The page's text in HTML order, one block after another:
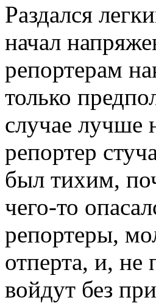
Раздался
начал
репортерам
только
случае лучше
репортер
был тихим,
чего-то
репортеры,
отперта, и, не
войдут без